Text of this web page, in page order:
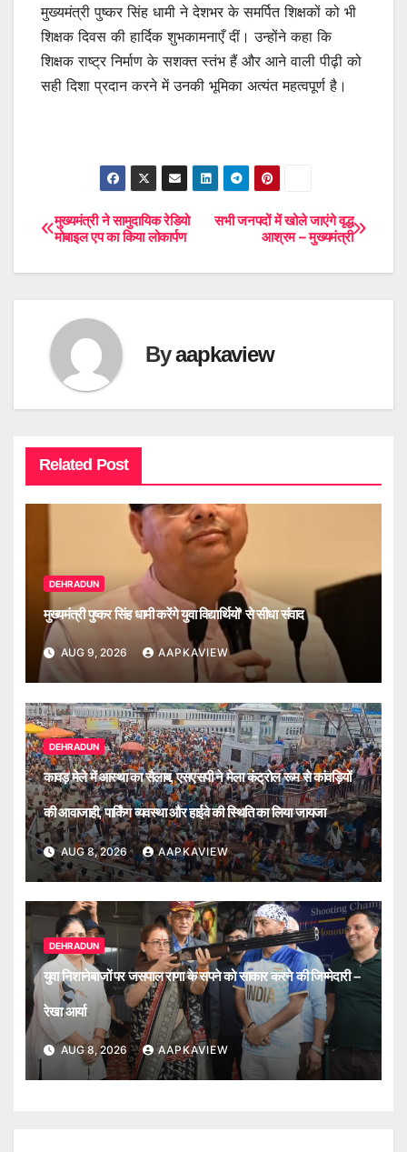
मुख्यमंत्री पुष्कर सिंह धामी ने देशभर के समर्पित शिक्षकों को भी
शिक्षक दिवस की हार्दिक शुभकामनाएँ दीं। उन्होंने कहा कि
शिक्षक राष्ट्र निर्माण के सशक्त स्तंभ हैं और आने वाली पीढ़ी को
सही दिशा प्रदान करने में उनकी भूमिका अत्यंत महत्वपूर्ण है।
Post
navigation
सभी जनपदों में खोले जाएंगे वृद्ध
आश्रम – मुख्यमंत्री
मुख्यमंत्री ने सामुदायिक रेडियो
मोबाइल एप का किया लोकार्पण
Byaapkaview
Related Post
DEHRADUN
मुख्यमंत्री पुष्कर सिंह धामी करेंगे युवा विद्यार्थियों’ से सीधा संवाद
AUG 9, 2026 AAPKAVIEW
DEHRADUN
कावड़ मेले में आस्था का सैलाब, एसएसपी ने मेला कंट्रोल रूम से कांवड़ियों
की आवाजाही, पार्किंग व्यवस्था और हाईवे की स्थिति का लिया जायजा
AUG 8, 2026 AAPKAVIEW
DEHRADUN
युवा निशानेबाजों पर जसपाल राणा के सपने को साकार करने की जिम्मेदारी –
रेखा आर्या
AUG 8, 2026 AAPKAVIEW